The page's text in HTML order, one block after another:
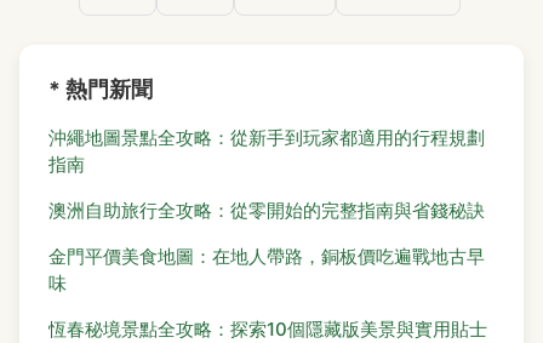
* 熱門新聞
沖繩地圖景點全攻略：從新手到玩家都適用的行程規劃
指南
澳洲自助旅行全攻略：從零開始的完整指南與省錢秘訣
金門平價美食地圖：在地人帶路，銅板價吃遍戰地古早
味
恆春秘境景點全攻略：探索10個隱藏版美景與實用貼士